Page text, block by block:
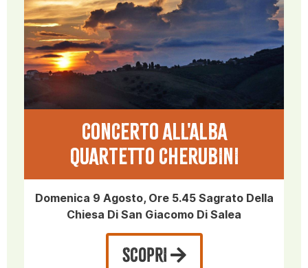
CONCERTO ALL'ALBA
QUARTETTO CHERUBINI
Domenica 9 Agosto, Ore 5.45 Sagrato Della
Chiesa Di San Giacomo Di Salea
SCOPRI